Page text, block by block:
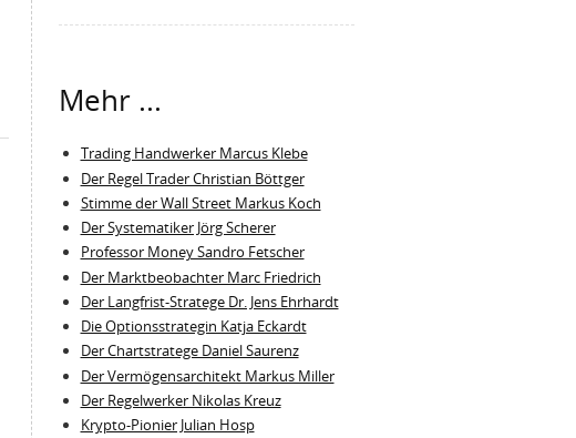
Mehr ...
Trading Handwerker Marcus Klebe
Der Regel Trader Christian Böttger
Stimme der Wall Street Markus Koch
Der Systematiker Jörg Scherer
Professor Money Sandro Fetscher
Der Marktbeobachter Marc Friedrich
Der Langfrist-Stratege Dr. Jens Ehrhardt
Die Optionsstrategin Katja Eckardt
Der Chartstratege Daniel Saurenz
Der Vermögensarchitekt Markus Miller
Der Regelwerker Nikolas Kreuz
Krypto-Pionier Julian Hosp